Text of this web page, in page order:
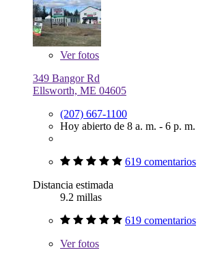
Verfotos
349 Bangor Rd
Ellsworth, ME 04605
(207) 667-1100
Hoy abierto de 8 a. m. - 6 p. m.
619 comentarios
Distancia estimada
9.2 millas
619 comentarios
Verfotos